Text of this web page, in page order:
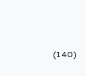
140